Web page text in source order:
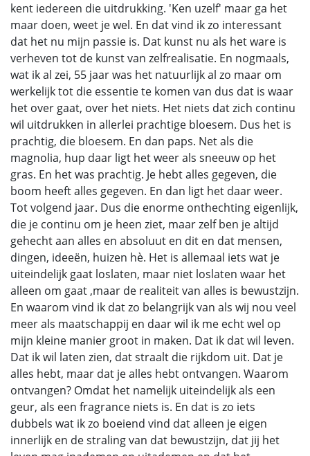
kent iedereen die uitdrukking. 'Ken uzelf' maar ga het
maar doen, weet je wel. En dat vind ik zo interessant
dat het nu mijn passie is. Dat kunst nu als het ware is
verheven tot de kunst van zelfrealisatie. En nogmaals,
wat ik al zei, 55 jaar was het natuurlijk al zo maar om
werkelijk tot die essentie te komen van dus dat is waar
het over gaat, over het niets. Het niets dat zich continu
wil uitdrukken in allerlei prachtige bloesem. Dus het is
prachtig, die bloesem. En dan paps. Net als die
magnolia, hup daar ligt het weer als sneeuw op het
gras. En het was prachtig. Je hebt alles gegeven, die
boom heeft alles gegeven. En dan ligt het daar weer.
Tot volgend jaar. Dus die enorme onthechting eigenlijk,
die je continu om je heen ziet, maar zelf ben je altijd
gehecht aan alles en absoluut en dit en dat mensen,
dingen, ideeën, huizen hè. Het is allemaal iets wat je
uiteindelijk gaat loslaten, maar niet loslaten waar het
alleen om gaat ,maar de realiteit van alles is bewustzijn.
En waarom vind ik dat zo belangrijk van als wij nou veel
meer als maatschappij en daar wil ik me echt wel op
mijn kleine manier groot in maken. Dat ik dat wil leven.
Dat ik wil laten zien, dat straalt die rijkdom uit. Dat je
alles hebt, maar dat je alles hebt ontvangen. Waarom
ontvangen? Omdat het namelijk uiteindelijk als een
geur, als een fragrance niets is. En dat is zo iets
dubbels wat ik zo boeiend vind dat alleen je eigen
innerlijk en de straling van dat bewustzijn, dat jij het